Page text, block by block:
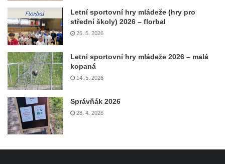
Letní sportovní hry mládeže (hry pro
střední školy) 2026 – florbal
26. 5. 2026
Letní sportovní hry mládeže 2026 – malá
kopaná
14. 5. 2026
Správňák 2026
28. 4. 2026